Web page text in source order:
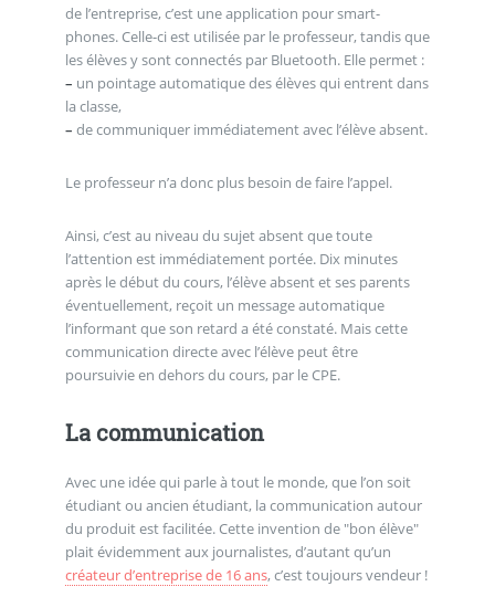
de l’entreprise, c’est une application pour smart-
phones. Celle-ci est utilisée par le professeur, tandis que
les élèves y sont connectés par Bluetooth. Elle permet :
– un pointage automatique des élèves qui entrent dans
la classe,
– de communiquer immédiatement avec l’élève absent.
Le professeur n’a donc plus besoin de faire l’appel.
Ainsi, c’est au niveau du sujet absent que toute
l’attention est immédiatement portée. Dix minutes
après le début du cours, l’élève absent et ses parents
éventuellement, reçoit un message automatique
l’informant que son retard a été constaté. Mais cette
communication directe avec l’élève peut être
poursuivie en dehors du cours, par le CPE.
La communication
Avec une idée qui parle à tout le monde, que l’on soit
étudiant ou ancien étudiant, la communication autour
du produit est facilitée. Cette invention de "bon élève"
plait évidemment aux journalistes, d’autant qu’un
créateur d’entreprise de 16 ans, c’est toujours vendeur !